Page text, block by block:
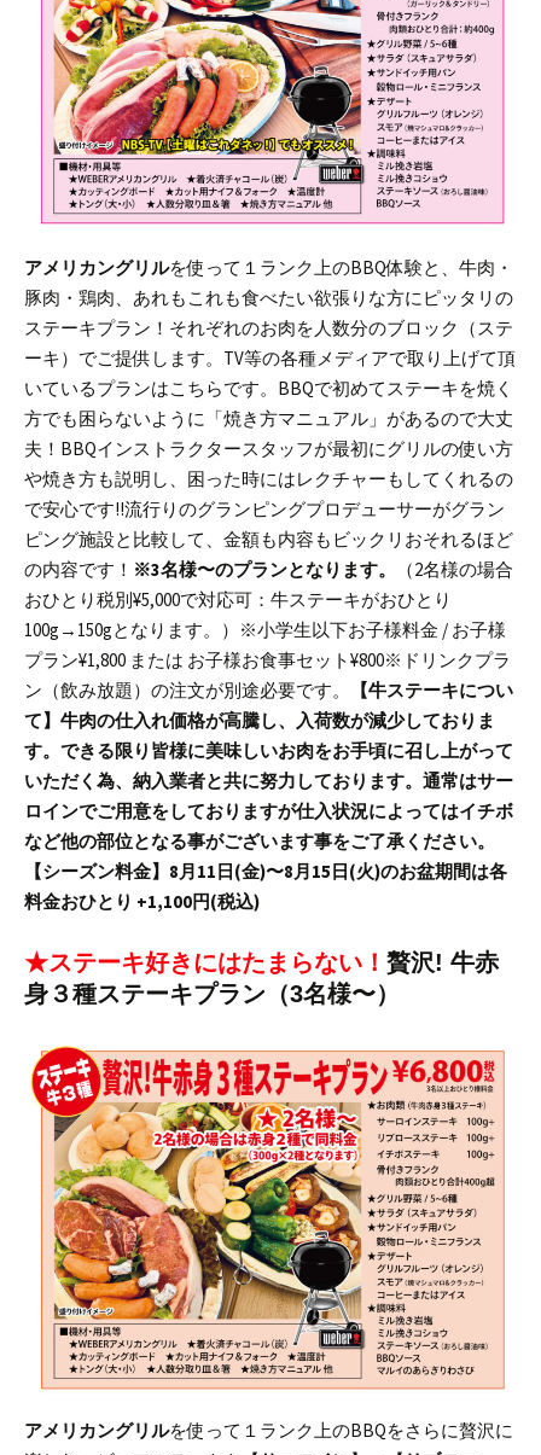
アメリカングリルを使って１ランク上のBBQ体験と、牛肉・
豚肉・鶏肉、あれもこれも食べたい欲張りな方にピッタリの
ステーキプラン！ それぞれのお肉を人数分のブロック（ステ
ーキ）でご提供します。 TV等の各種メディアで取り上げて頂
いているプランはこちらです。 BBQで初めてステーキを焼く
方でも困らないように「焼き方マニュアル」があるので大丈
夫！ BBQインストラクタースタッフが最初にグリルの使い方
や焼き方も説明し、困った時にはレクチャーもしてくれるの
で安心です!!流行りのグランピングプロデューサーがグラン
ピング施設と比較して、金額も内容もビックリおそれるほど
の内容です！ ※3名様〜のプランとなります。
（2名様の場合
おひとり税別¥5,000で対応可：牛ステーキがおひとり
100g→150gとなります。） ※小学生以下お子様料金 / お子様
プラン¥1,800 または お子様お食事セット¥800※ドリンクプラ
ン（飲み放題）の注文が別途必要です。
【牛ステーキについ
て】 牛肉の仕入れ価格が高騰し、入荷数が減少しておりま
す。できる限り皆様に美味しいお肉をお手頃に召し上がって
いただく為、納入業者と共に努力しております。 通常はサー
ロインでご用意をしておりますが仕入状況によってはイチボ
など他の部位となる事がございます事をご了承ください。
【シーズン料金】 8月11日(金)〜8月15日(火)のお盆期間は各
料金おひとり +1,100円(税込)
★ステーキ好きにはたまらない！ 贅沢! 牛赤
身３種ステーキプラン（3名様〜）
アメリカングリルを使って１ランク上のBBQをさらに贅沢に